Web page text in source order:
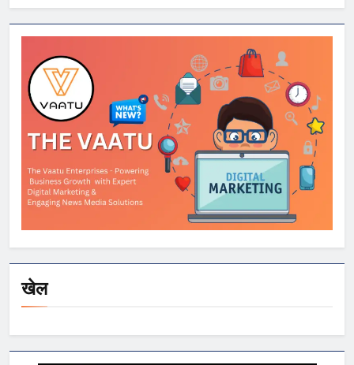
को आवेदन और सीट
स्वीकार करने के लिए
खेल